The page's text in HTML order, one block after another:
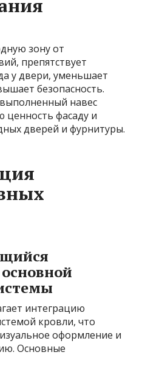
зону от
препятствует
у двери, уменьшает
безопасность.
навес
ценность фасаду и
дверей и фурнитуры.
интеграцию
кровли, что
оформление и
Основные